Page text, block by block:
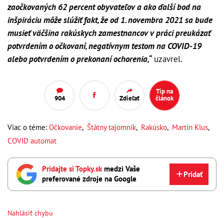
zaočkovaných 62 percent obyvateľov a ako ďalší bod na
inšpiráciu môže slúžiť fakt, že od 1. novembra 2021 sa bude
musieť väčšina rakúskych zamestnancov v práci preukázať
potvrdením o očkovaní, negatívnym testom na COVID-19
alebo potvrdením o prekonaní ochorenia,“uzavrel.
904 Zdieľať
Tip na
článok
Viac o téme: Očkovanie, Štátny tajomník, Rakúsko, Martin Klus,
COVID automat
Pridajte si Topky.skmedzi Vaše
preferované zdroje na Google
Pridať
Nahlásiť chybu